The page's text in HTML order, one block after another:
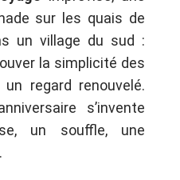
sur les quais de
un village du sud :
la simplicité des
un regard renouvelé.
s’invente
un souffle, une